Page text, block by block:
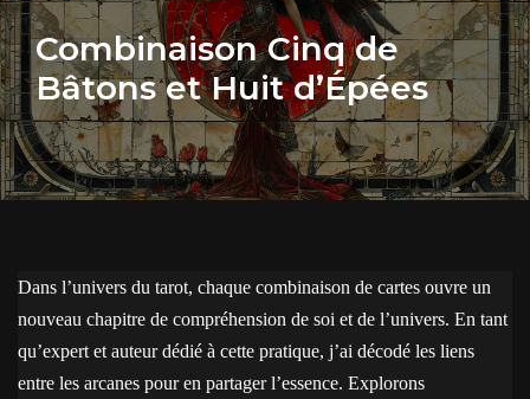
Combinaison Cinq de
Bâtons et Huit d’Épées
Dans l’univers du tarot, chaque combinaison de cartes ouvre un
nouveau chapitre de compréhension de soi et de l’univers. En tant
qu’expert et auteur dédié à cette pratique, j’ai décodé les liens
entre les arcanes pour en partager l’essence. Explorons